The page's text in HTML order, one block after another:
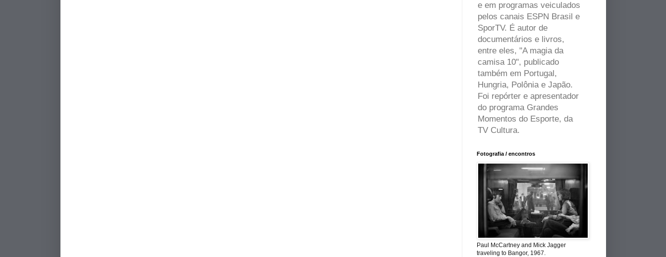
e em programas veiculados
pelos canais ESPN Brasil e
SporTV. É autor de
documentários e livros,
entre eles, "A magia da
camisa 10", publicado
também em Portugal,
Hungria, Polônia e Japão.
Foi repórter e apresentador
do programa Grandes
Momentos do Esporte, da
TV Cultura.
Fotografia / encontros
Paul McCartney and Mick Jagger
traveling to Bangor, 1967.